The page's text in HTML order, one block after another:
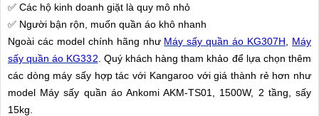
✅ Các hộ kinh doanh giặt là quy mô nhỏ
✅ Người bận rộn, muốn quần áo khô nhanh
Ngoài các model chính hãng như Máy sấy quần áo KG307H
Máy
sấy quần áo KG332 . Quý khách hàng tham khảo để lựa chọn thêm
các dòng máy sấy hợp tác với Kangaroo với giá thành rẻ hơn như
model Máy sấy quần áo Ankomi AKM-TS01, 1500W, 2 tầng, sấy
15kg.